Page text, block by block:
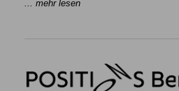
... mehr lesen